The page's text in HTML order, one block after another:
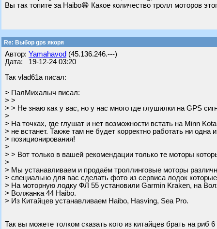
Вы так топите за Haibo😁 Какое количество тролл моторов
Re: Выбор gps якоря
Автор: Yamahavod (45.136.246.---)
Дата: 19-12-24 03:20
Так vlad61a писал:
> ПалМихалыч писал:
> >
> > Не знаю как у вас, но у нас много где глушилки на GPS
>
> На точках, где глушат и нет возможности встать на Minn
> не встанет. Также там не будет корректно работать ни одна
> позиционирования!
>
> > Вот только в вашей рекомендации только те моторы
>
> Мы устанавливаем и продаём троллинговые моторы
> специально для вас сделать фото из сервиса лодок
> На моторную лодку ФЛ 55 установили Garmin Kraken, на
> Волжанка 44 Haibo.
> Из Китайцев устанавливаем Haibo, Hasving, Sea Pro.
Так вы можете толком сказать кого из китайцев брать на риб